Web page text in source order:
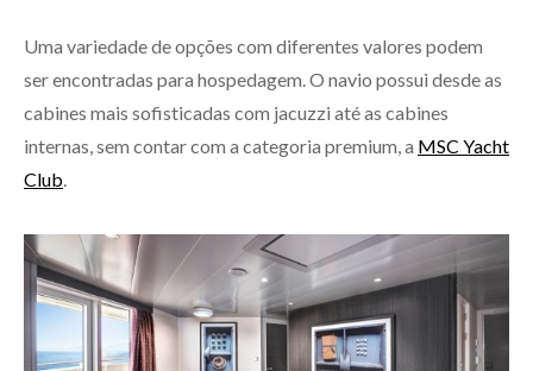
Uma variedade de opções com diferentes valores podem
ser encontradas para hospedagem. O navio possui desde as
cabines mais sofisticadas com jacuzzi até as cabines
internas, sem contar com a categoria premium, a MSC Yacht
Club.